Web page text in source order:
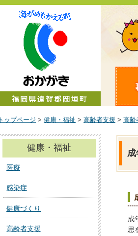
トップページ > 健康・福祉 > 高齢者支援 > 高齢
成
思
健康・福祉
医療
感染症
健康づくり
高齢者支援